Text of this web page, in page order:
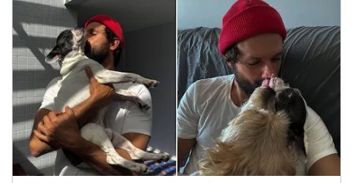
Opens in new window